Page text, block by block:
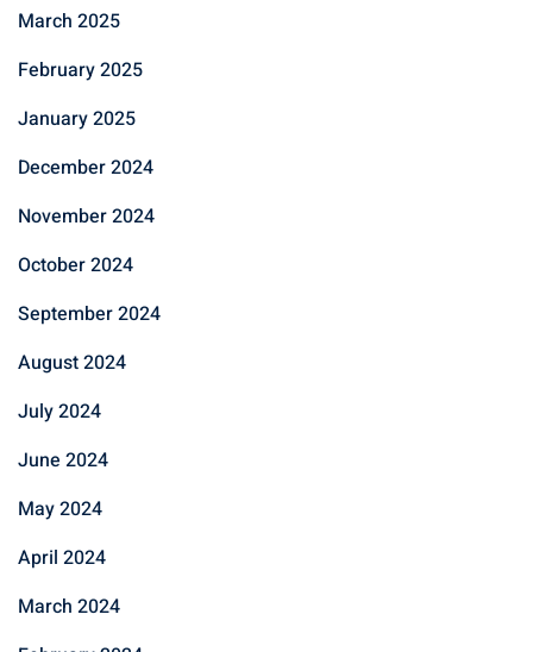
March 2025
February 2025
January 2025
December 2024
November 2024
October 2024
September 2024
August 2024
July 2024
June 2024
May 2024
April 2024
March 2024